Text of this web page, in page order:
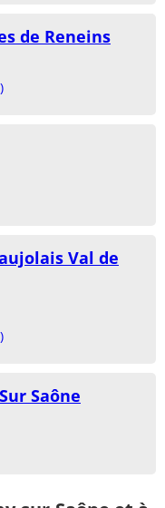
de Reneins
Val de
Saône